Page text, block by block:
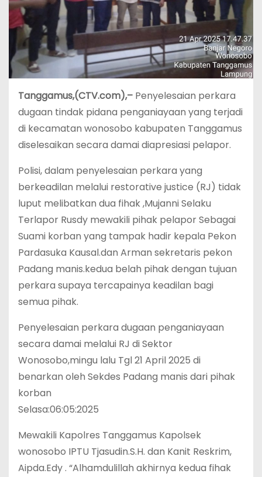
Tanggamus,(CTV.com),– Penyelesaian perkara
dugaan tindak pidana penganiayaan yang terjadi
di kecamatan wonosobo kabupaten Tanggamus
diselesaikan secara damai diapresiasi pelapor.
Polisi, dalam penyelesaian perkara yang
berkeadilan melalui restorative justice (RJ) tidak
luput melibatkan dua fihak ,Mujanni Selaku
Terlapor Rusdy mewakili pihak pelapor Sebagai
Suami korban yang tampak hadir kepala Pekon
Pardasuka Kausal.dan Arman sekretaris pekon
Padang manis.kedua belah pihak dengan tujuan
perkara supaya tercapainya keadilan bagi
semua pihak.
Penyelesaian perkara dugaan penganiayaan
secara damai melalui RJ di Sektor
Wonosobo,mingu lalu Tgl 21 April 2025 di
benarkan oleh Sekdes Padang manis dari pihak
korban
Selasa:06:05:2025
Mewakili Kapolres Tanggamus Kapolsek
wonosobo IPTU Tjasudin.S.H. dan Kanit Reskrim,
Aipda.Edy . “Alhamdulillah akhirnya kedua fihak